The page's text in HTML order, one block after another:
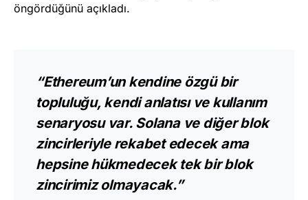
öngördüğünü açıkladı.
“Ethereum’un kendine özgü bir
topluluğu, kendi anlatısı ve kullanım
senaryosu var. Solana ve diğer blok
zincirleriyle rekabet edecek ama
hepsine hükmedecek tek bir blok
zincirimiz olmayacak.”